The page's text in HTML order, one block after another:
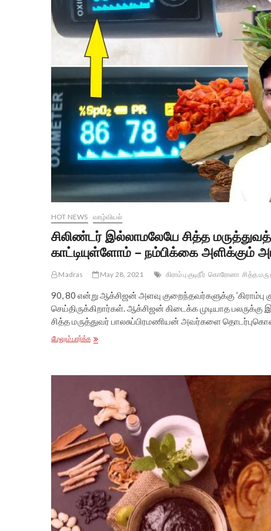
HOT NEWS வாழ்வியல்
சிலிண்டர் இல்லாமலேயே சித்த
காட்டியுள்ளோம் – நம்பிக்கை அளிக்கும்
Madras May 28, 2021 கிராம்பு குடிநீர் கொரோனா சித்த
90, 80 என்று ஆக்சிஜன் அளவு குறைந்தவர்களுக்கு
செய்திருக்கிறார்கள். ஆக்சிஜன் கிடைக்க முடியாத பலருக்கு
சித்த மருத்துவர் பாலசுப்பிரமணியன் அவர்களை
மேலும் பார்க்கசிலிண்டர்
ஆக்சிஜன்
அளவை
அதிகரித்துக்
காட்டியுள்ளோம்
நம்பிக்கை
அளிக்கும்
அரசு
சித்த
மருத்துவர்